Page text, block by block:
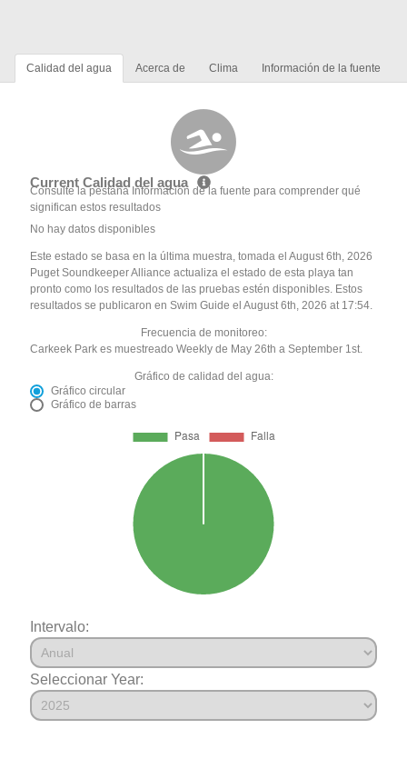
Calidad del agua Acerca de Clima Información de la fuente
Current Calidad del agua
Consulte la pestaña Información de la fuente para comprender qué
significan estos resultados
No hay datos disponibles
Este estado se basa en la última muestra, tomada el August 6th, 2026
Puget Soundkeeper Alliance actualiza el estado de esta playa tan
pronto como los resultados de las pruebas estén disponibles. Estos
resultados se publicaron en Swim Guide el August 6th, 2026 at 17:54.
Frecuencia de monitoreo:
Carkeek Park es muestreado Weekly de May 26th a September 1st.
Gráfico de calidad del agua:
Gráfico circular
Gráfico de barras
Intervalo:
Seleccionar Year: